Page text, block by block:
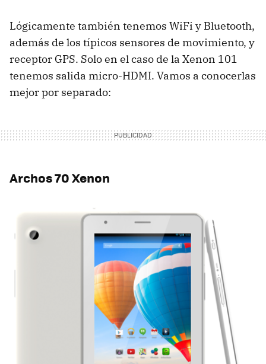
Lógicamente también tenemos WiFi y Bluetooth,
además de los típicos sensores de movimiento, y
receptor GPS. Solo en el caso de la Xenon 101
tenemos salida micro-HDMI. Vamos a conocerlas
mejor por separado:
Archos 70 Xenon